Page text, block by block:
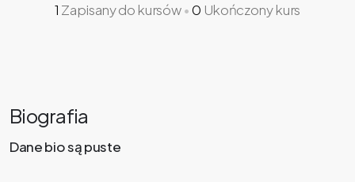
1 Zapisany do kursów•0 Ukończony kurs
Biografia
Dane bio są puste